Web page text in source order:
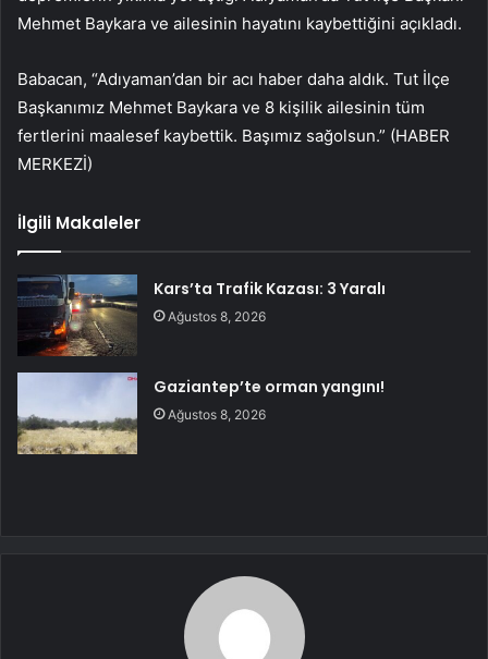
Mehmet Baykara ve ailesinin hayatını kaybettiğini açıkladı.
Babacan, “Adıyaman’dan bir acı haber daha aldık. Tut İlçe
Başkanımız Mehmet Baykara ve 8 kişilik ailesinin tüm
fertlerini maalesef kaybettik. Başımız sağolsun.” (HABER
MERKEZİ)
İlgili Makaleler
Kars’ta Trafik Kazası: 3 Yaralı
Ağustos 8, 2026
Gaziantep’te orman yangını!
Ağustos 8, 2026